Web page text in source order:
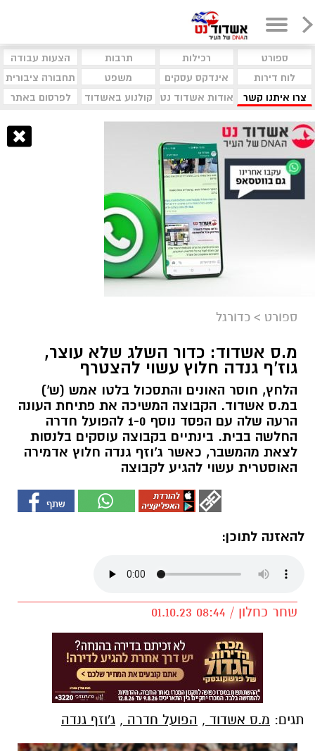
ספורט רכילות תרבות
הצעות עבודה
לוח דירות
אינדקס עסקים משפט
תחבורה ציבורית
צרו איתנו קשר
אודות אשדוד נט קולנוע באשדוד לפרסום באתר
ספורט > כדורגל
מ.ס אשדוד: כדור השלג שלא עוצר,
גוז'ף גנדה חלוץ עשוי להצטרף
הלחץ, חוסר האונים והתסכול בלטו אמש (ש')
במ.ס אשדוד. הקבוצה המשיכה את פתיחת העונה
הרעה שלה עם הפסד נוסף 1-0 להפועל חדרה
החלשה בבית. בינתיים בקבוצה עוסקים בלנסות
לצאת מהמשבר, כאשר ג'וזף גנדה חלוץ אדמירה
האוסטרית עשוי להגיע לקבוצה
להאזנה לתוכן:
שחר כחלון / 08:44 01.10.23
תגים: מ.ס אשדוד , הפועל חדרה , ג'וזף גנדה